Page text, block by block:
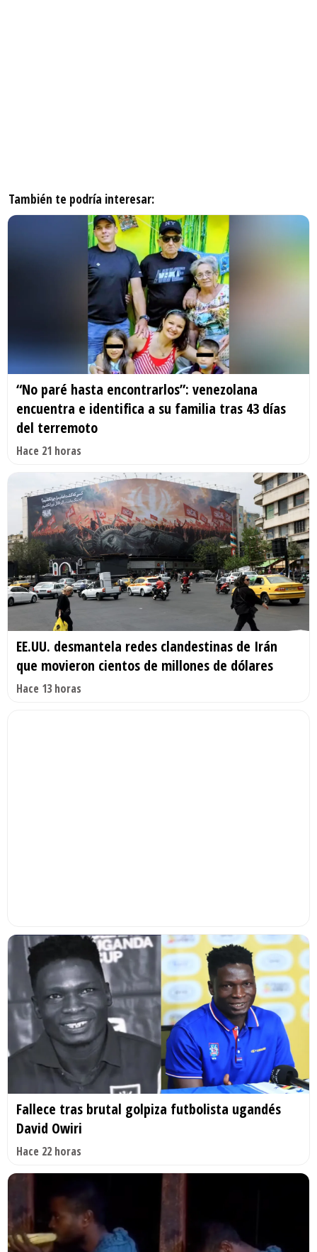
También te podría interesar:
“No paré hasta encontrarlos”: venezolana
encuentra e identifica a su familia tras 43 días
del terremoto
Hace 21 horas
EE.UU. desmantela redes clandestinas de Irán
que movieron cientos de millones de dólares
Hace 13 horas
Fallece tras brutal golpiza futbolista ugandés
David Owiri
Hace 22 horas